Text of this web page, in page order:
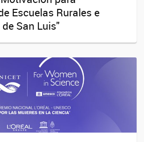
Escuelas Rurales e
San Luis"